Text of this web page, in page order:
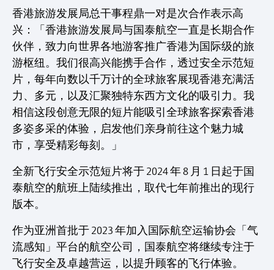
香港旅游发展局总干事程鼎一对是次合作表示高
兴：「香港旅游发展局与国泰航空一直是长期合作
伙伴，致力向世界各地游客推广香港为国际级的旅
游枢纽。我们很高兴能携手合作，透过安全示范短
片，每年向数以千万计的全球旅客展现香港充满活
力、多元，以及汇聚独特东西方文化的吸引力。我
相信这段创意无限的短片能吸引全球旅客探索香港
多姿多采的体验，启发他们亲身前往这个魅力城
市，享受精彩每刻。」
全新飞行安全示范短片将于 2024 年 8 月 1 日起于国
泰航空的航班上陆续推出，取代七年前推出的现行
版本。
作为亚洲首批于 2023 年加入国际航空运输协会「气
流感知」平台的航空公司，国泰航空将继续专注于
飞行安全及卓越营运，以提升顾客的飞行体验。